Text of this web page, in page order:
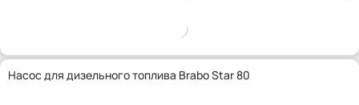
Насос для дизельного топлива Brabo Star 80